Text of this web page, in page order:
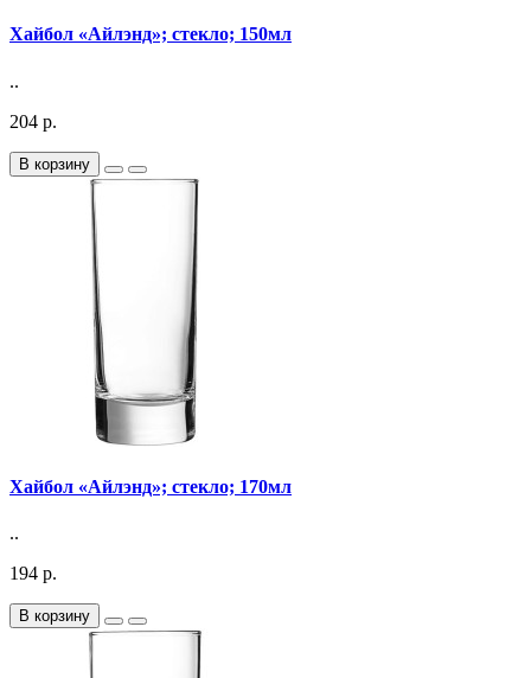
Хайбол «Айлэнд»; стекло; 150мл
..
204 р.
В корзину
Хайбол «Айлэнд»; стекло; 170мл
..
194 р.
В корзину